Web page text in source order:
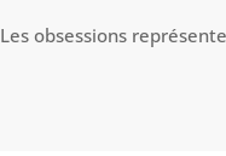
Les obsessions